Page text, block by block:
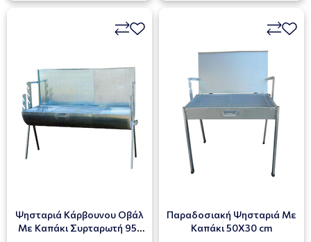
Ψησταριά Κάρβουνου Οβάλ
Με Καπάκι Συρταρωτή 95-
Παραδοσιακή Ψησταριά Με
Καπάκι 50Χ30 cm